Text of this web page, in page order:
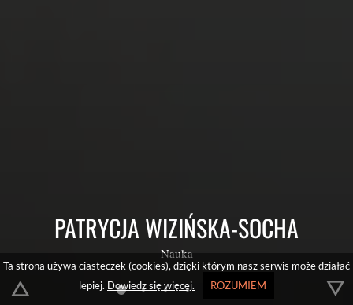
PATRYCJA WIZIŃSKA-SOCHA
Nauka
Ta strona używa ciasteczek (cookies), dzięki którym nasz serwis może działać
lepiej. Dowiedz się więcej. ROZUMIEM